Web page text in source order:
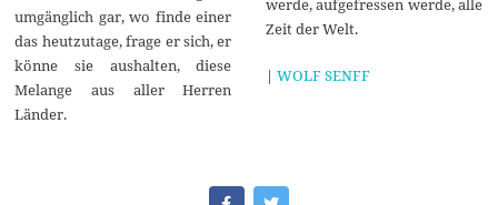
umgänglich gar, wo finde einer
das heutzutage, frage er sich, er
könne sie aushalten, diese
Melange aus aller Herren
Länder.
Zeit der Welt.
| WOLF SENFF